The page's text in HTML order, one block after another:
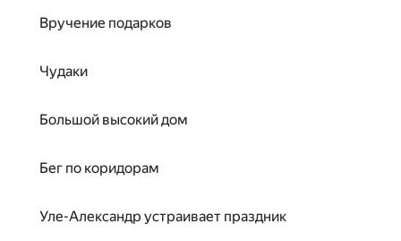
Вручение подарков
Чудаки
Большой высокий дом
Бег по коридорам
Уле-Александр устраивает праздник